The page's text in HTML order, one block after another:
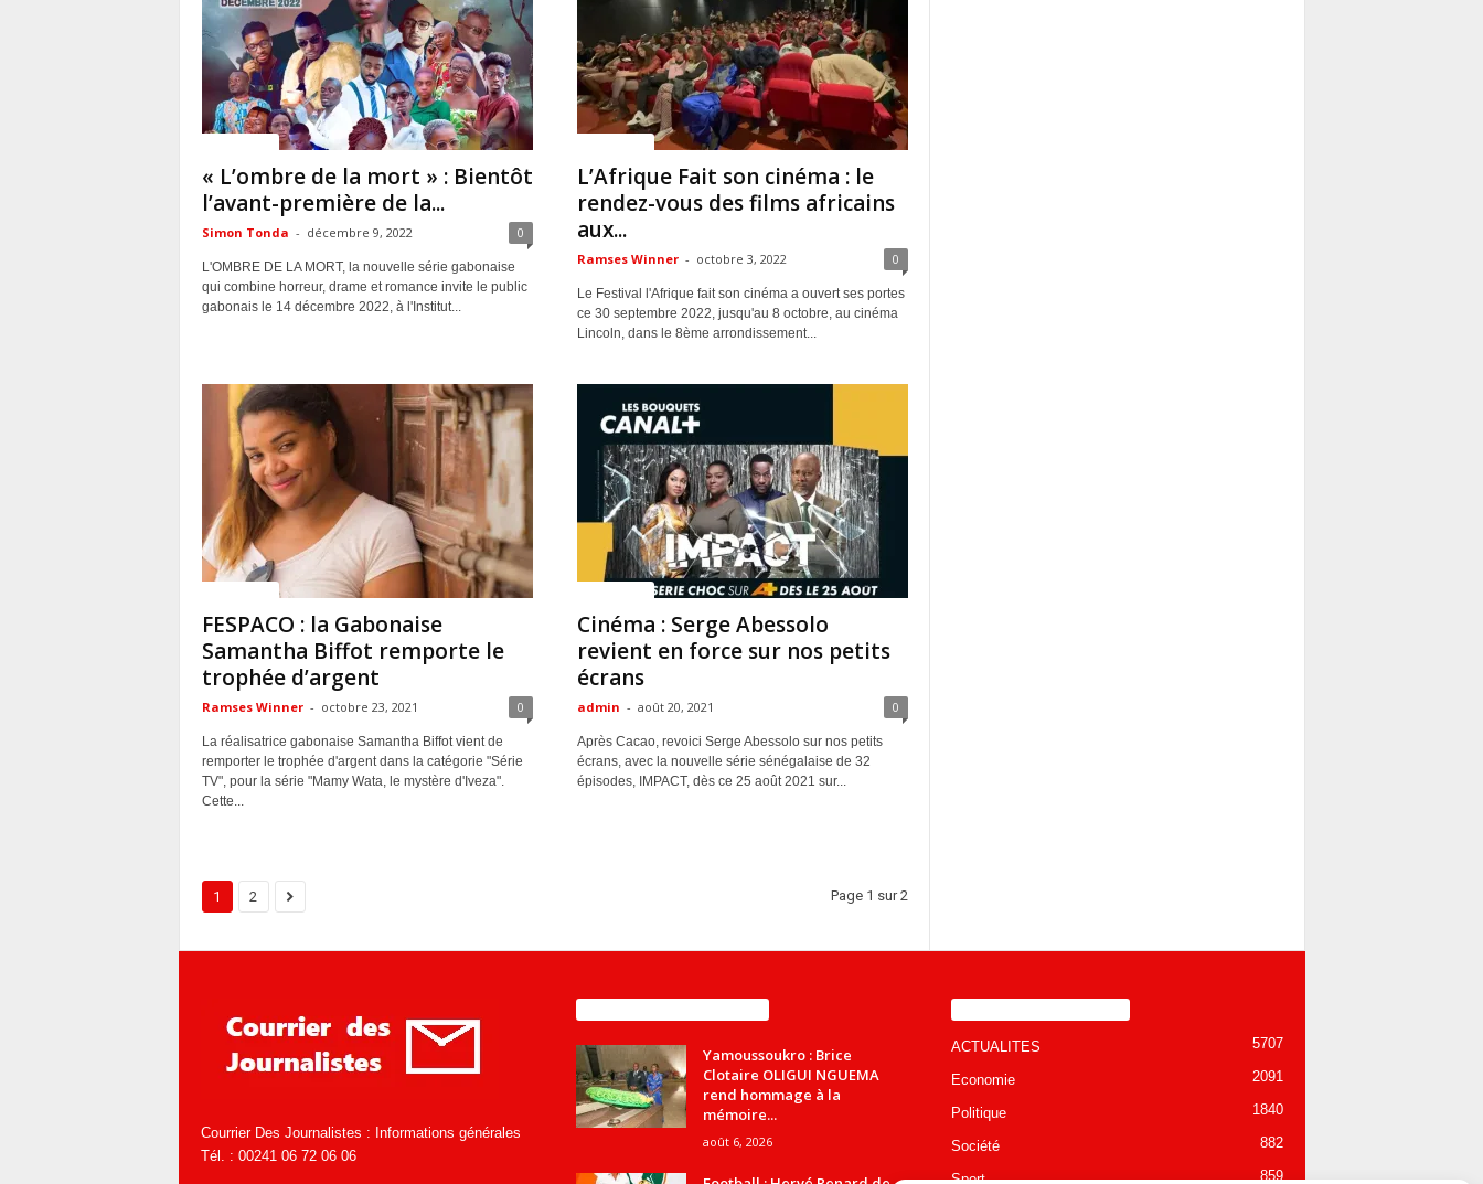
« L’ombre de la mort » : Bientôt
l’avant-première de la...
Simon Tonda - décembre 9, 2022 0
L'OMBRE DE LA MORT, la nouvelle série gabonaise
qui combine horreur, drame et romance invite le public
gabonais le 14 décembre 2022, à l'Institut...
L’Afrique Fait son cinéma : le
rendez-vous des films africains
aux...
Ramses Winner - octobre 3, 2022 0
Le Festival l'Afrique fait son cinéma a ouvert ses portes
ce 30 septembre 2022, jusqu'au 8 octobre, au cinéma
Lincoln, dans le 8ème arrondissement...
FESPACO : la Gabonaise
Samantha Biffot remporte le
trophée d’argent
Ramses Winner - octobre 23, 2021 0
La réalisatrice gabonaise Samantha Biffot vient de
remporter le trophée d'argent dans la catégorie "Série
TV", pour la série "Mamy Wata, le mystère d'Iveza".
Cette...
Cinéma : Serge Abessolo
revient en force sur nos petits
écrans
admin - août 20, 2021 0
Après Cacao, revoici Serge Abessolo sur nos petits
écrans, avec la nouvelle série sénégalaise de 32
épisodes, IMPACT, dès ce 25 août 2021 sur...
1 2 Page 1 sur 2
Courrier Des Journalistes : Informations générales
Tél. : 00241 06 72 06 06
Yamoussoukro : Brice
Clotaire OLIGUI NGUEMA
rend hommage à la
mémoire...
août 6, 2026
ACTUALITES 5707
Economie 2091
Politique 1840
Société 882
Sport 859